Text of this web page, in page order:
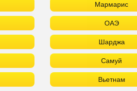
Мармарис
ОАЭ
Шарджа
Самуй
Вьетнам